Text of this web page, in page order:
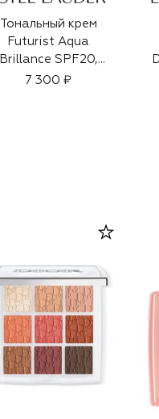
Тональный крем
Futurist Aqua
Brillance SPF20,
1W0 Warm
7 300 ₽